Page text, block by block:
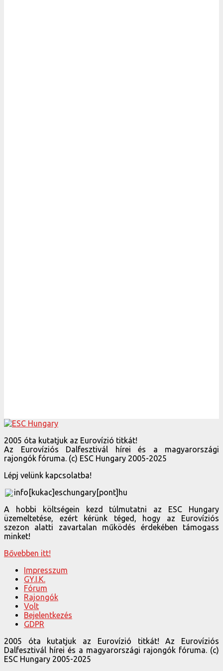
2005 óta kutatjuk az Eurovízió titkát!
Az Eurovíziós Dalfesztivál hírei és a magyarországi
rajongók fóruma. (c) ESC Hungary 2005-2025
Lépj velünk kapcsolatba!
info[kukac]eschungary[pont]hu
A hobbi költségein kezd túlmutatni az ESC Hungary
üzemeltetése, ezért kérünk téged, hogy az Eurovíziós
szezon alatti zavartalan működés érdekében támogass
minket!
Bővebben itt!
Impresszum
GY.I.K.
Fórum
Rajongók
Volt
Bejelentkezés
GDPR
2005 óta kutatjuk az Eurovízió titkát! Az Eurovíziós
Dalfesztivál hírei és a magyarországi rajongók fóruma. (c)
ESC Hungary 2005-2025